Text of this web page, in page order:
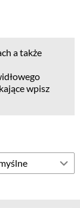
a także
wpisz